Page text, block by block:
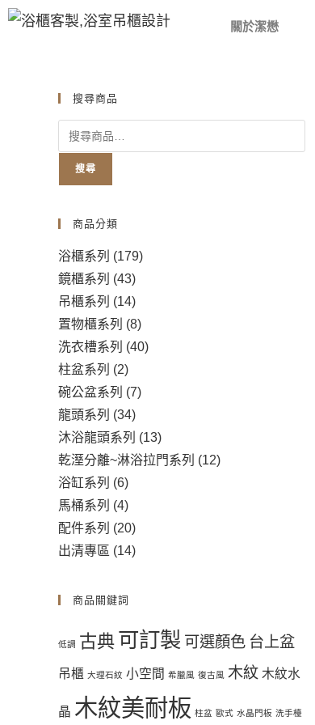
關於潔懋
搜尋商品
搜尋
商品分類
浴櫃系列 (179)
鏡櫃系列 (43)
吊櫃系列 (14)
置物櫃系列 (8)
洗衣槽系列 (40)
柱盆系列 (2)
碗公盆系列 (7)
龍頭系列 (34)
沐浴龍頭系列 (13)
乾溼分離~淋浴拉門系列 (12)
浴缸系列 (6)
馬桶系列 (4)
配件系列 (20)
出清專區 (14)
商品關鍵詞
低調 古典 可訂製 可選顏色 台上盆
吊櫃 大理石紋 小空間 希臘風 復古風 木紋 木紋水
晶 木紋美耐板 柱盆 歐式 水晶門板 洗手檯